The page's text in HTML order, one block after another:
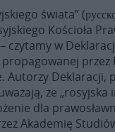
świata”
Kościoła
czytamy w
Autorzy
że
dla
Akademię